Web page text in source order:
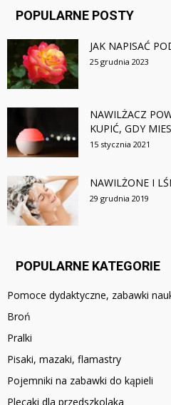
POPULARNE POSTY
JAK NAPISAĆ
25 grudnia 2023
NAWILŻACZ
KUPIĆ, GDY
15 stycznia 2021
NAWILŻONE I
29 grudnia 2019
POPULARNE KATEGORIE
Pomoce dydaktyczne, zabawki
Broń
Pralki
Pisaki, mazaki, flamastry
Pojemniki na zabawki do kąpieli
Plecaki dla przedszkolaka